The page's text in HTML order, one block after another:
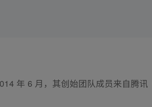
年 6 月，其创始团队成员来自腾讯